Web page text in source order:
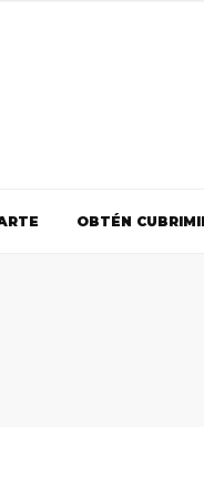
OBTÉN